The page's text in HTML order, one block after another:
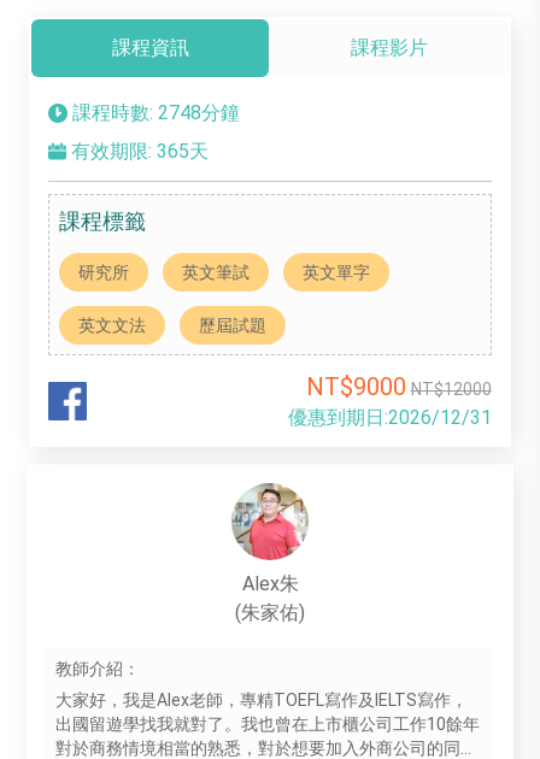
課程資訊 課程影片
課程時數: 2748分鐘
有效期限: 365天
課程標籤
研究所 英文筆試 英文單字
英文文法 歷屆試題
NT$9000 NT$12000
優惠到期日:2026/12/31
Alex朱
(朱家佑)
教師介紹：
大家好，我是Alex老師，專精TOEFL寫作及IELTS寫作，
出國留遊學找我就對了。我也曾在上市櫃公司工作10餘年
對於商務情境相當的熟悉，對於想要加入外商公司的同學